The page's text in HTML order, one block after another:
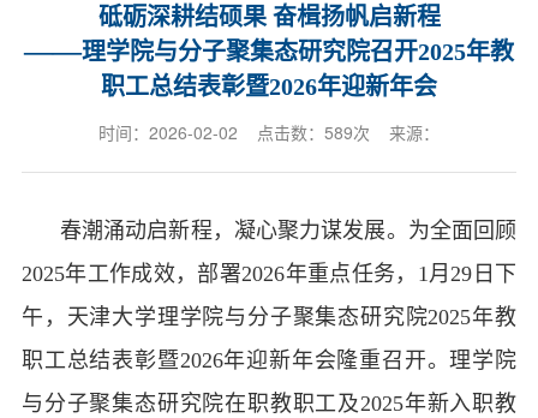
砥砺深耕结硕果 奋楫扬帆启新程
——理学院与分子聚集态研究院召开2025年教
职工总结表彰暨2026年迎新年会
时间：2026-02-02 点击数： 589次 来源：
春潮涌动启新程，凝心聚力谋发展。为全面回顾
2025年工作成效，部署2026年重点任务，1月29日下
午，天津大学理学院与分子聚集态研究院2025年教
职工总结表彰暨2026年迎新年会隆重召开。理学院
与分子聚集态研究院在职教职工及2025年新入职教